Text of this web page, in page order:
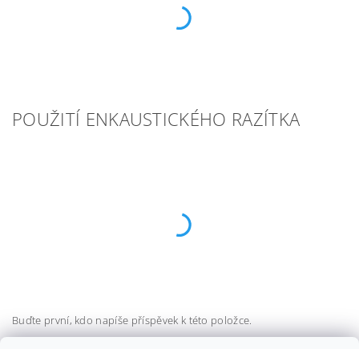
POUŽITÍ ENKAUSTICKÉHO RAZÍTKA
Buďte první, kdo napíše příspěvek k této položce.